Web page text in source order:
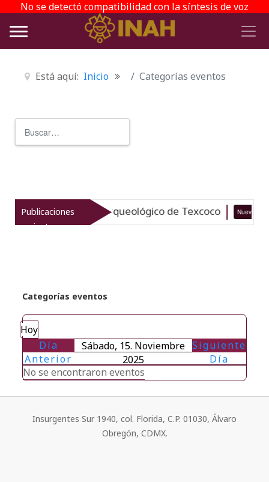
No se detectó compatibilidad con la síntesis de voz
Está aquí: Inicio Categorías eventos
Publicaciones
recientes
el patrimonio arqueológico de Texcoco Nuevo
Categorías eventos
Hoy
Día
Anterior
Sábado, 15. Noviembre
2025
Siguiente
Día
No se encontraron eventos
Insurgentes Sur 1940, col. Florida, C.P. 01030, Álvaro
Obregón, CDMX.